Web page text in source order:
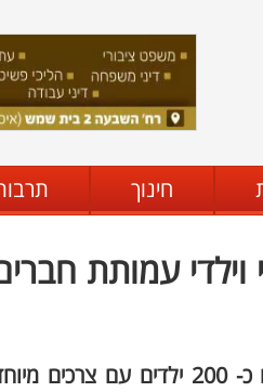
חינוך
וילדי עמותת
מעל 200 בני נוער מתנדבי מד"א יחד עם כ-